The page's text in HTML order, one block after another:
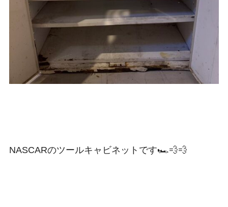
NASCARのツールキャビネットです🏎💨💨